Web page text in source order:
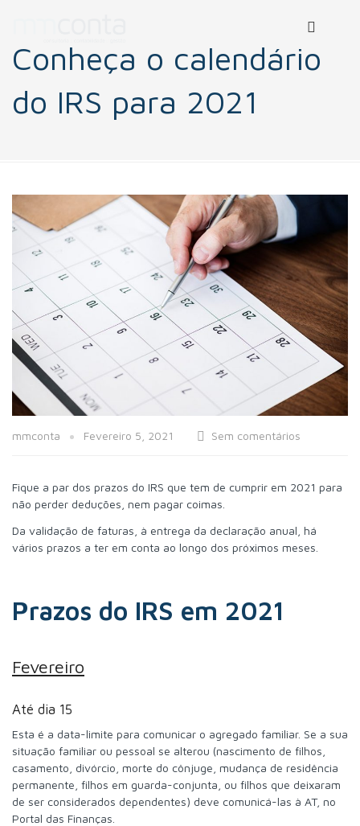
Conheça o calendário
do IRS para 2021
mmconta Fevereiro 5, 2021 Sem comentários
Fique a par dos prazos do IRS que tem de cumprir em 2021 para
não perder deduções, nem pagar coimas.
Da validação de faturas, à entrega da declaração anual, há
vários prazos a ter em conta ao longo dos próximos meses.
Prazos do IRS em 2021
Fevereiro
Até dia 15
Esta é a data-limite para comunicar o agregado familiar. Se a sua
situação familiar ou pessoal se alterou (nascimento de filhos,
casamento, divórcio, morte do cônjuge, mudança de residência
permanente, filhos em guarda-conjunta, ou filhos que deixaram
de ser considerados dependentes) deve comunicá-las à AT, no
Portal das Finanças.